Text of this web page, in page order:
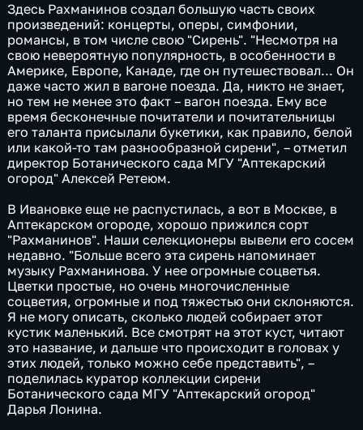
Здесь Рахманинов создал большую часть своих
произведений: концерты, оперы, симфонии,
романсы, в том числе свою "Сирень". "Несмотря на
свою невероятную популярность, в особенности в
Америке, Европе, Канаде, где он путешествовал... Он
даже часто жил в вагоне поезда. Да, никто не знает,
но тем не менее это факт – вагон поезда. Ему все
время бесконечные почитатели и почитательницы
его таланта присылали букетики, как правило, белой
или какой-то там разнообразной сирени", – отметил
директор Ботанического сада МГУ "Аптекарский
огород" Алексей Ретеюм.
В Ивановке еще не распустилась, а вот в Москве, в
Аптекарском огороде, хорошо прижился сорт
"Рахманинов". Наши селекционеры вывели его сосем
недавно. "Больше всего эта сирень напоминает
музыку Рахманинова. У нее огромные соцветья.
Цветки простые, но очень многочисленные
соцветия, огромные и под тяжестью они склоняются.
Я не могу описать, сколько людей собирает этот
кустик маленький. Все смотрят на этот куст, читают
это название, и дальше что происходит в головах у
этих людей, только можно себе представить", –
поделилась куратор коллекции сирени
Ботанического сада МГУ "Аптекарский огород"
Дарья Лонина.